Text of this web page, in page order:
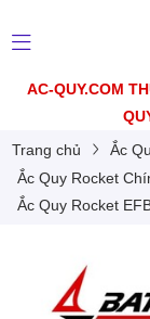
AC-QUY.COM
Trang chủ
Ắc
Ắc Quy Rocket
Ắc Quy Rocket